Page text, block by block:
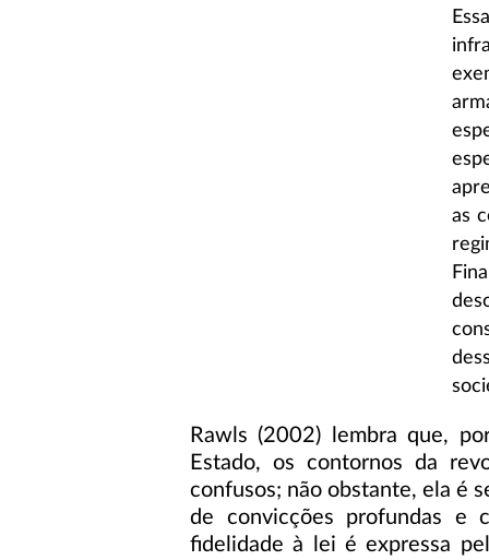
as
Rawls (2002) lembra que,
Estado, os contornos da
confusos; não obstante, ela é
de convicções profundas e
fidelidade à lei é expressa